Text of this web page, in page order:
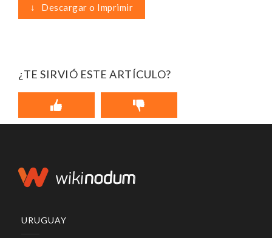
↓ Descargar o Imprimir
¿TE SIRVIÓ ESTE ARTÍCULO?
URUGUAY